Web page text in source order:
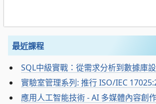
最近課程
SQL中級實戰：從需求分析到數據庫
實驗室管理系列: 推行 ISO/IEC
應用人工智能技術 - AI 多媒體內容創